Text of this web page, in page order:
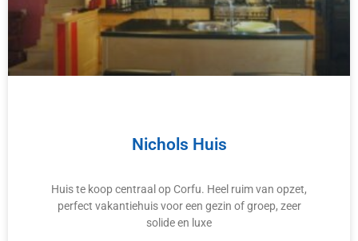
Nichols Huis
Huis te koop centraal op Corfu. Heel ruim van opzet,
perfect vakantiehuis voor een gezin of groep, zeer
solide en luxe